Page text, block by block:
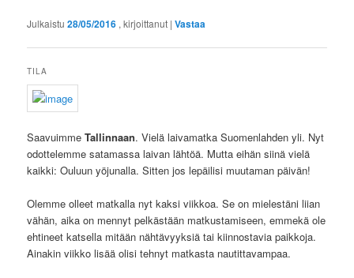
Julkaistu28/05/2016 , kirjoittanut |Vastaa
TILA
SaavuimmeTallinnaan. Vielä laivamatka Suomenlahden yli. Nyt
odottelemme satamassa laivan lähtöä. Mutta eihän siinä vielä
kaikki: Ouluun yöjunalla. Sitten jos lepäilisi muutaman päivän!
Olemme olleet matkalla nyt kaksi viikkoa. Se on mielestäni liian
vähän, aika on mennyt pelkästään matkustamiseen, emmekä ole
ehtineet katsella mitään nähtävyyksiä tai kiinnostavia paikkoja.
Ainakin viikko lisää olisi tehnyt matkasta nautittavampaa.